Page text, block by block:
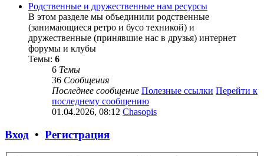
Родственные и дружественные нам ресурсы
В этом разделе мы объединили родственные
(занимающиеся ретро и бусо техникой) и
дружественные (принявшие нас в друзья) интернет
форумы и клубы
Темы: 6
6 Темы
36 Сообщения
Последнее сообщение Полезные ссылки Перейти к
последнему сообщению
01.04.2026, 08:12 Chasopis
Вход • Регистрация